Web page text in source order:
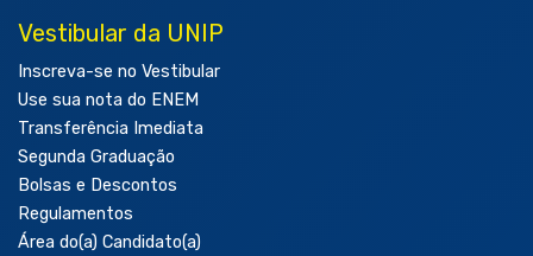
Vestibular da UNIP
Inscreva-se no Vestibular
Use sua nota do ENEM
Transferência Imediata
Segunda Graduação
Bolsas e Descontos
Regulamentos
Área do(a) Candidato(a)